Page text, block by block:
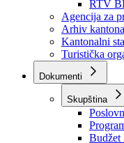
Javna
BPK
RTV
Agencija za
Arhiv kantona
Kantonalni
Turistička
Dokumenti
Skupština